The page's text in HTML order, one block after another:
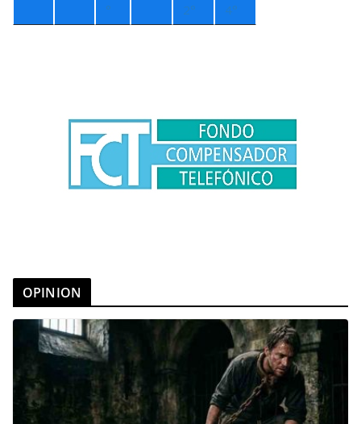
°
2°
4°
OPINION